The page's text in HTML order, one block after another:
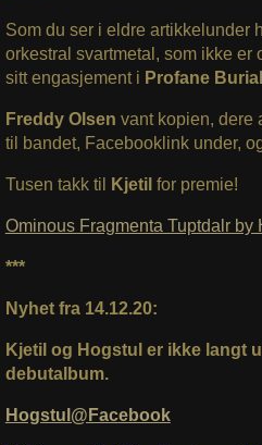
Som du ser i eldre artikkelunder
orkestral svartmetal, som ikke er
sitt engasjement i Profane Burial
Freddy Olsen vant kopien, dere
til bandet, Facebooklink under,
Tusen takk til Kjetil for premie!
Ominous Fragmenta Tuptdalr by
***
Nyhet fra 14.12.20:
Kjetil og Hogstul er ikke langt
debutalbum.
Hogstul@Facebook